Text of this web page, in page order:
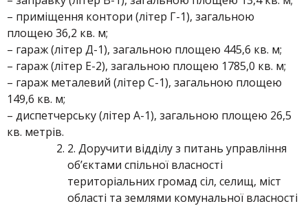
– приміщення контори (літер Г-1), загальною
площею 36,2 кв. м;
– гараж (літер Д-1), загальною площею 445,6 кв. м;
– гараж (літер Е-2), загальною площею 1785,0 кв. м;
– гараж металевий (літер С-1), загальною площею
149,6 кв. м;
– диспетчерську (літер А-1), загальною площею 26,5
кв. метрів.
2. Доручити відділу з питань управління
об’єктами спільної власності
територіальних громад сіл, селищ, міст
області та землями комунальної власності